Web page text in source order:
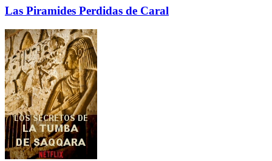
Las Piramides Perdidas de Caral